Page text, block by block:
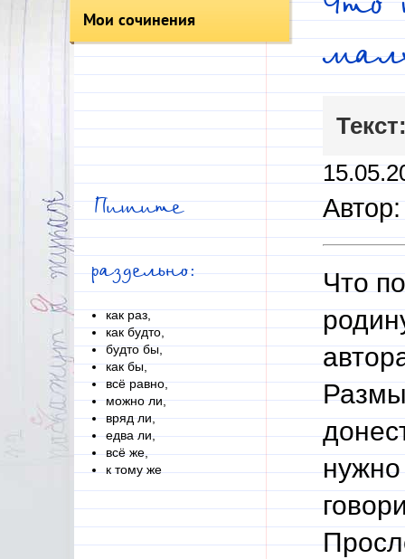
Мои сочинения
Пишите
раздельно:
как раз,
как будто,
будто бы,
как бы,
всё равно,
можно ли,
вряд ли,
едва ли,
всё же,
к тому же
Что
нужно